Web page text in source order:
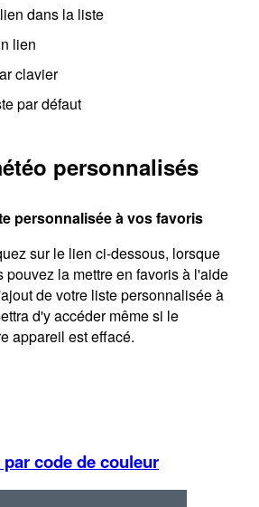
dans la liste
lien
clavier
par défaut
personnalisés
personnalisée à vos favoris
sur le lien ci-dessous, lorsque
pouvez la mettre en favoris à l'aide
de votre liste personnalisée à
d'y accéder même si le
appareil est effacé.
code de couleur